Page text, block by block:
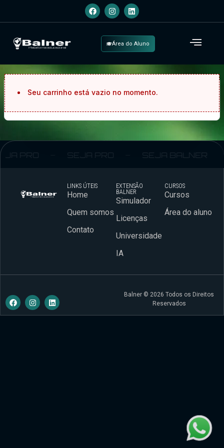
Área do Aluno
Seu carrinho está vazio no momento.
PRO SEJA PRO SEJA BALNER
LINKS ÚTEIS
Home
Quem somos
Contato
EXTENSÃO
BALNER
Simulador
Licenças
Universidade
IA
CURSOS
Cursos
Área do aluno
Balner © 2026 Todos os Direitos
Reservados